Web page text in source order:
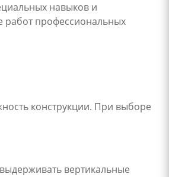
навыков и
работ профессиональных
конструкции. При выборе
вертикальные